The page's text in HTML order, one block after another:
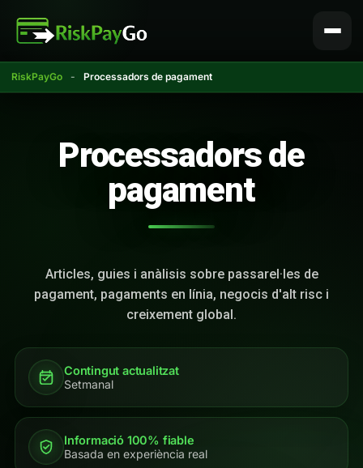
RiskPayGo - Processadors de pagament
contingut
Processadors de
pagament
Articles, guies i anàlisis sobre passarel·les de
pagament, pagaments en línia, negocis d'alt risc i
creixement global.
Contingut actualitzat
Setmanal
Informació 100% fiable
Basada en experiència real